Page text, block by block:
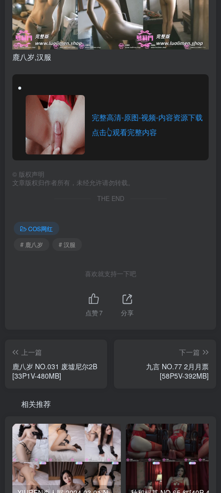
鹿八岁,汉服
完整高清-原图-视频-内容资源下载
点击👆观看完整内容
© 版权声明
文章版权归作者所有，未经允许请勿转载。
THE END
COS网红
# 鹿八岁
# 汉服
喜欢就支持一下吧
点赞7 分享
上一篇
鹿八岁 NO.031 废墟尼尔2B
[33P1V-480MB]
下一篇
九言 NO.77 2月月票
[58P5V-392MB]
相关推荐